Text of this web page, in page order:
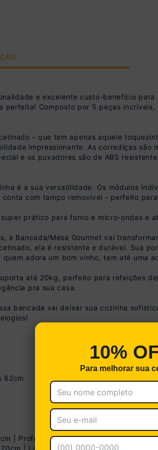
vista no Pix
Cartão de Crédito
e excelente custo-benefício
perfeita! Composto por 5 peças
- que tem apenas aquele
impressionante. As corrediças
e os puxadores são de ABS
é a sua versatilidade. Os módulos
com tampo removível - perfeito
prático para forno e micro-ondas e
a Bancada/Mesa Gourmet vai
ela é resistente e durável. Sua
adora um bom vinho, tem até uma
até 20kg, perfeito para refeições
pra sua casa.
bancada vai deixar sua cozinha
62cm
| Profundidade: 32cm (aéreos) - 53cm
10%
Para melhorar sua